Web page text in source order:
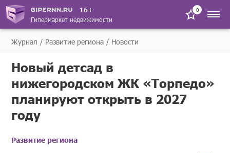
16+
Гипермаркет недвижимости
0
Журнал Развитие региона Новости
Новый детсад в
нижегородском ЖК «Торпедо»
планируют открыть в 2027
году
Развитие региона